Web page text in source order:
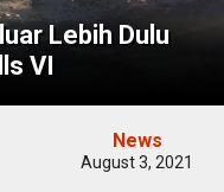
Lebih Dulu
VI
News
August 3, 2021